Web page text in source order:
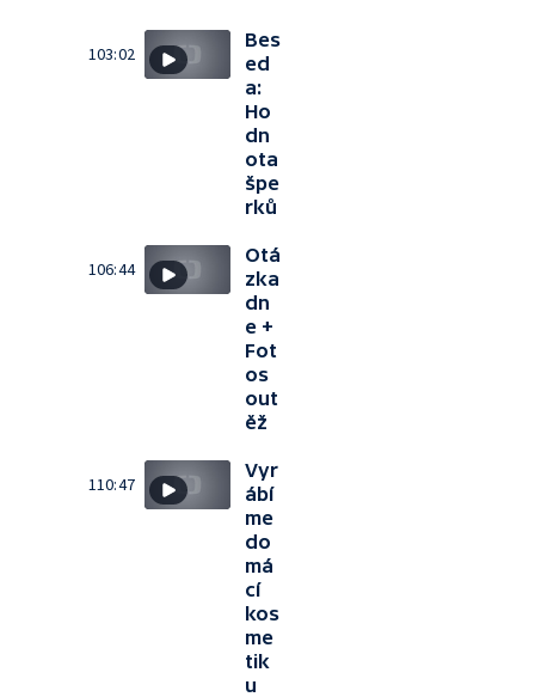
103:02
Bes
ed
a:
Ho
dn
ota
špe
rků
106:44
Otá
zka
dn
e +
Fot
os
out
ěž
110:47
Vyr
ábí
me
do
má
cí
kos
me
tik
u